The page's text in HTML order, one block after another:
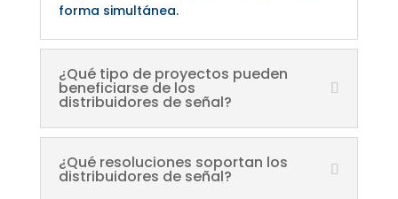
forma simultánea.
¿Qué tipo de proyectos pueden
beneficiarse de los
distribuidores de señal?
¿Qué resoluciones soportan los
distribuidores de señal?